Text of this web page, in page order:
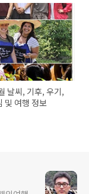
날씨, 기후, 우기,
및 여행 정보